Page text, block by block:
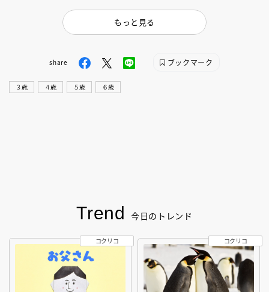
もっと見る
share ブックマーク
３歳 ４歳 ５歳 ６歳
Trend 今日のトレンド
コクリコ コクリコ